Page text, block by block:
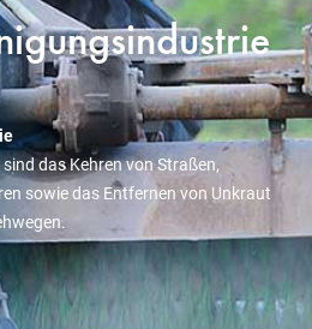
das Kehren von Straßen,
sowie das Entfernen von Unkraut